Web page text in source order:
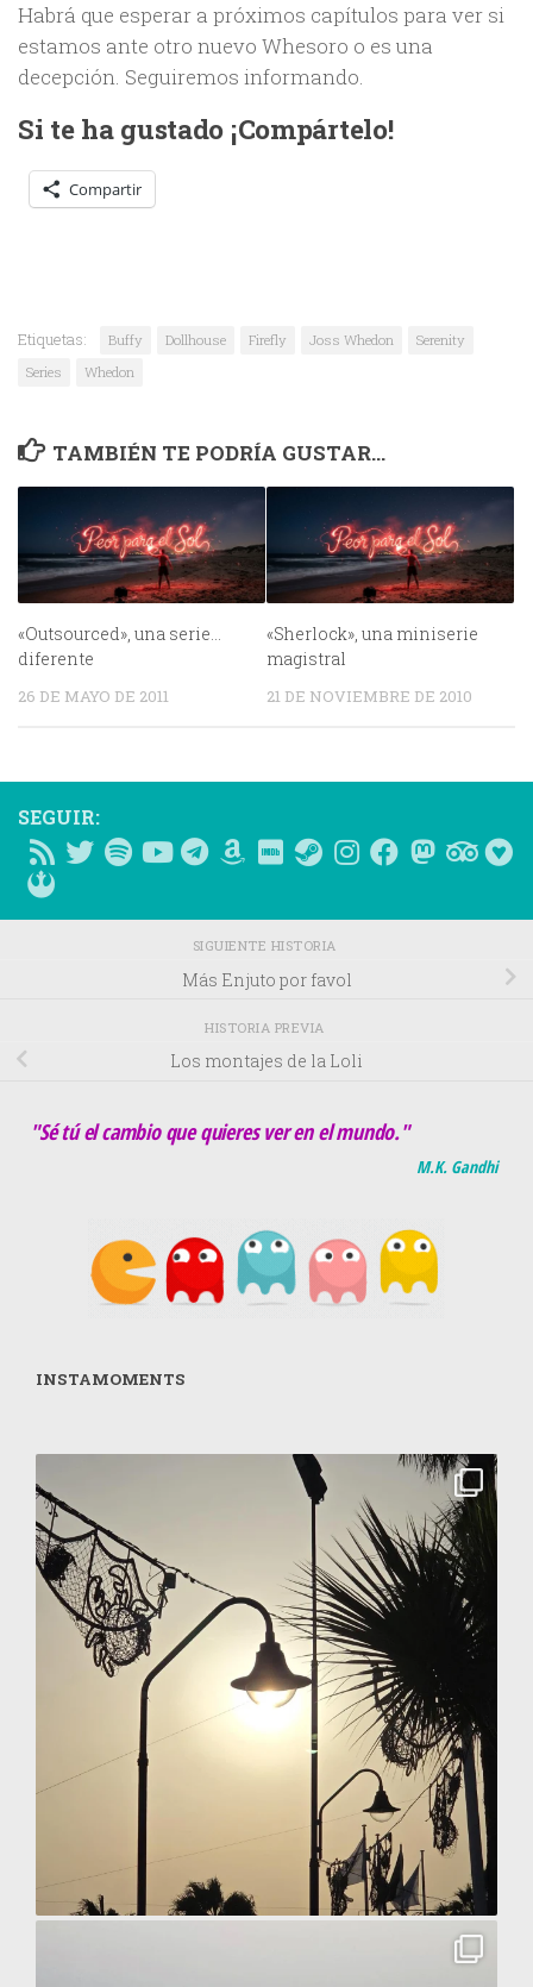
Habrá que esperar a próximos capítulos para ver si
estamos ante otro nuevo Whesoro o es una
decepción. Seguiremos informando.
Si te ha gustado ¡Compártelo!
Compartir
Etiquetas: Buffy Dollhouse Firefly Joss Whedon
Serenity
Series
Whedon
TAMBIÉN TE PODRÍA GUSTAR...
«Outsourced», una serie…
diferente
26 DE MAYO DE 2011
«Sherlock», una miniserie
magistral
21 DE NOVIEMBRE DE 2010
SEGUIR:
SIGUIENTE HISTORIA
Más Enjuto por favol
HISTORIA PREVIA
Los montajes de la Loli
"Sé tú el cambio que quieres ver en el mundo."
M.K. Gandhi
INSTAMOMENTS